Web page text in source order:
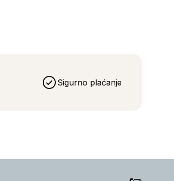
Sigurno plaćanje